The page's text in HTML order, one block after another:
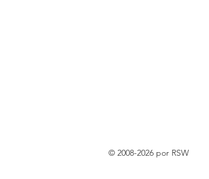
© 2008-2026 por RSW